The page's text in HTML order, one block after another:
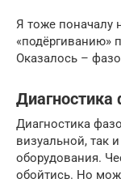
Я тоже поначалу
«подёргиванию»
Оказалось –
Диагностика
Диагностика
визуальной, так
оборудования.
обойтись. Но